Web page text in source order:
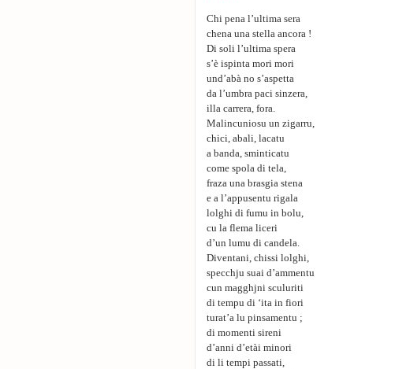
Chi pena l’ultima sera
chena una stella ancora !
Di soli l’ultima spera
s’è ispinta mori mori
und’abà no s’aspetta
da l’umbra paci sinzera,
illa carrera, fora.
Malincuniosu un zigarru,
chici, abali, lacatu
a banda, sminticatu
come spola di tela,
fraza una brasgia stena
e a l’appusentu rigala
lolghi di fumu in bolu,
cu la flema liceri
d’un lumu di candela.
Diventani, chissi lolghi,
specchju suai d’ammentu
cun magghjni sculuriti
di tempu di ‘ita in fiori
turat’a lu pinsamentu ;
di momenti sireni
d’anni d’etài minori
di li tempi passati,